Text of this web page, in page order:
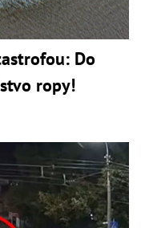
Do
ropy!